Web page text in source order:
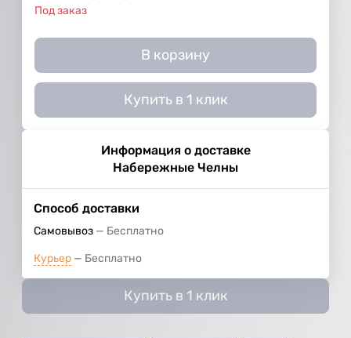
Под заказ
В корзину
Купить в 1 клик
Информация о доставке
Набережные Челны
Способ доставки
Самовывоз Бесплатно
Курьер Бесплатно
Купить в 1 клик